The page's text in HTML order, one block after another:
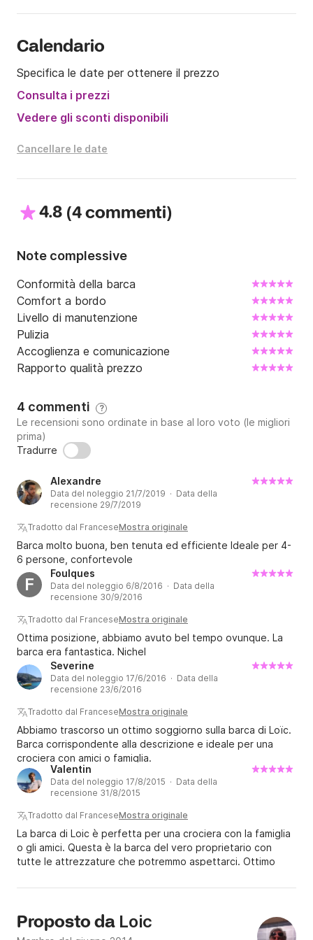
GSE del 2015!
Uso esclusivo come "padre di famiglia", il programma
della crociera deve essere presentato prima di
qualsiasi noleggio. È richiesto un CV nautico dello
skipper.
avranno priorità.
Calendario
Specifica le date per ottenere il prezzo
Consulta i prezzi
Vedere gli sconti disponibili
Cancellare le date
4.8 (4 commenti)
Note complessive
Conformità della barca
Comfort a bordo
Livello di manutenzione
Pulizia
Accoglienza e comunicazione
Rapporto qualità prezzo
4 commenti ?
Le recensioni sono ordinate in base al loro voto (le migliori
prima)
Tradurre
Alexandre
Data del noleggio 21/7/2019 · Data della
recensione 29/7/2019
Tradotto dal FranceseMostra originale
Barca molto buona, ben tenuta ed efficiente Ideale per 4-
6 persone, confortevole
F
Foulques
Data del noleggio 6/8/2016 · Data della
recensione 30/9/2016
Tradotto dal FranceseMostra originale
Ottima posizione, abbiamo avuto bel tempo ovunque. La
barca era fantastica. Nichel
Severine
Data del noleggio 17/6/2016 · Data della
recensione 23/6/2016
Tradotto dal FranceseMostra originale
Abbiamo trascorso un ottimo soggiorno sulla barca di Loïc.
Barca corrispondente alla descrizione e ideale per una
crociera con amici o famiglia.
Valentin
Data del noleggio 17/8/2015 · Data della
recensione 31/8/2015
Tradotto dal FranceseMostra originale
La barca di Loic è perfetta per una crociera con la famiglia
o gli amici. Questa è la barca del vero proprietario con
tutte le attrezzature che potremmo aspettarci. Ottimo
optional presenti sulla barca. una barca da noleggiare
per questo bellissimo noleggio che ci ha permesso di
trascorrere una fantastica vacanza in famiglia.
Proposto da Loic